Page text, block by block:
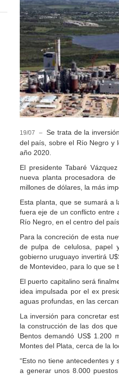
19/07 – Se trata de la
del país, sobre el Río Negro y
año 2020.
El presidente Tabaré
nueva planta procesadora
millones de dólares, la más
Esta planta, que se sumará a
fuera eje de un conflicto entre
Río Negro, en el centro del
Para la concreción de esta
de pulpa de celulosa, papel
gobierno uruguayo invertirá
de Montevideo, para lo que se
El puerto capitalino será
idea impulsada por el ex
aguas profundas, en las
La inversión para concretar
la construcción de las dos
Bentos demandó US$ 1.200
Montes del Plata, cerca de la
“Esto no tiene antecedentes
a generar unos 8.000